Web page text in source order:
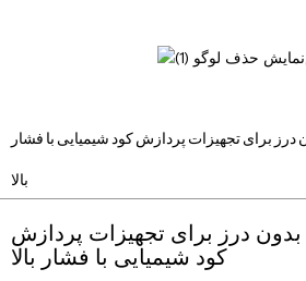
درز برای تجهیزات پردازش کود شیمیایی با فشار
بالا
بدون درز برای تجهیزات پردازش
کود شیمیایی با فشار بالا